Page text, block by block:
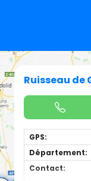
Ruisseau de
GPS:
Département:
Contact: